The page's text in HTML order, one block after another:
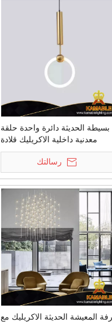
بسيطة الحديثة دائرة واحدة حلقة
معدنية داخلية الاكريليك قلادة
الخفيفة (KIZ-69P)
رسالتك
المعيشة الحديثة الاكريليك مع